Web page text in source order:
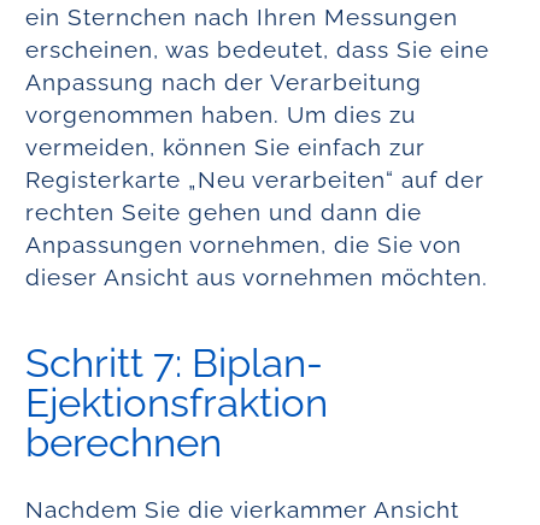
ein Sternchen nach Ihren Messungen
erscheinen, was bedeutet, dass Sie eine
Anpassung nach der Verarbeitung
vorgenommen haben. Um dies zu
vermeiden, können Sie einfach zur
Registerkarte „Neu verarbeiten“ auf der
rechten Seite gehen und dann die
Anpassungen vornehmen, die Sie von
dieser Ansicht aus vornehmen möchten.
Schritt 7: Biplan-
Ejektionsfraktion
berechnen
Nachdem Sie die vierkammer Ansicht